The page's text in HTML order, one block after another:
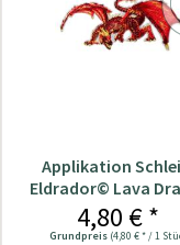
Applikation
Eldrador© Lava
4,80 € *
Grundpreis (4,80 € * / 1